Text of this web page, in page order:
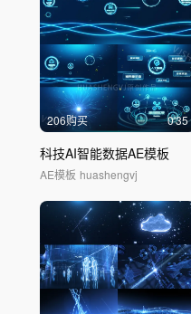
206购买 0'35
科技AI智能数据AE模板
AE模板 huashengvj